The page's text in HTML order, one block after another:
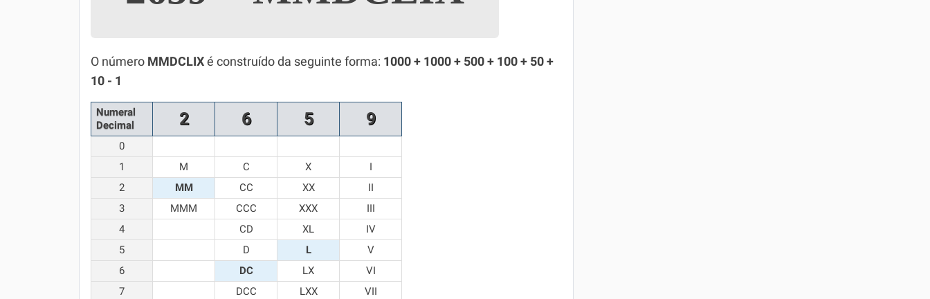
Química
Todos os Exercícios
O número MMDCLIX é construído da seguinte forma: 1000 + 1000 + 500 + 100 + 50 +
10 - 1
Numeral
Decimal
2 6 5 9
0
1
M C X
I
2
MM CC XX
II
3
MMM CCC XXX
III
4
CD XL
IV
5
D L
V
6
DC LX
VI
7
DCC LXX
VII